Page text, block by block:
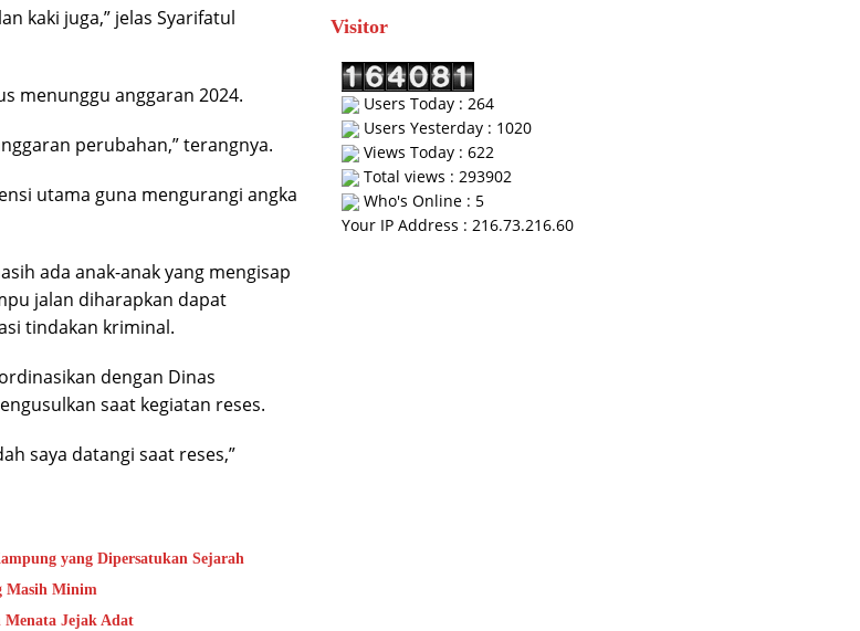
kaki juga,” jelas Syarifatul
menunggu anggaran 2024.
perubahan,” terangnya.
utama guna mengurangi angka
ada anak-anak yang mengisap
jalan diharapkan dapat
tindakan kriminal.
dengan Dinas
saat kegiatan reses.
saya datangi saat reses,”
yang Dipersatukan Sejarah
Masih Minim
Menata Jejak Adat
Visitor
Users Today : 264
Users Yesterday : 1020
Views Today : 622
Total views : 293902
Who's Online : 5
Your IP Address : 216.73.216.60